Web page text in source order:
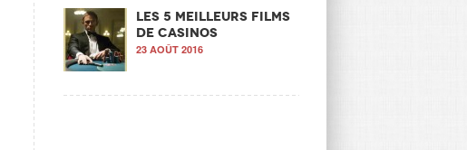
Les 5 meilleurs films
de casinos
23 AOÛT 2016